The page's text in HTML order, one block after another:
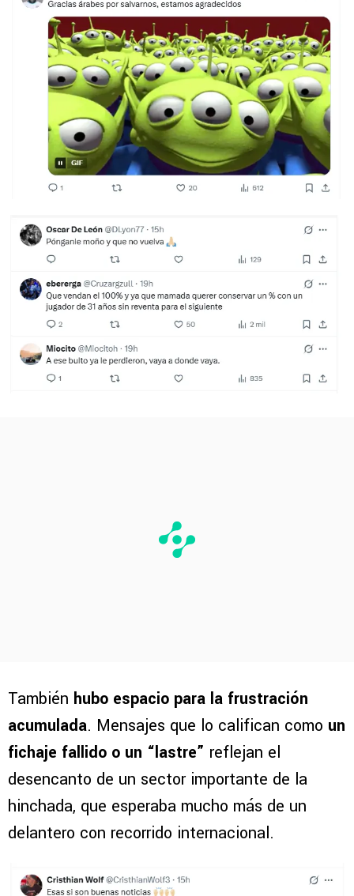
También hubo espacio para la frustración
acumulada. Mensajes que lo califican como un
fichaje fallido o un “lastre” reflejan el
desencanto de un sector importante de la
hinchada, que esperaba mucho más de un
delantero con recorrido internacional.